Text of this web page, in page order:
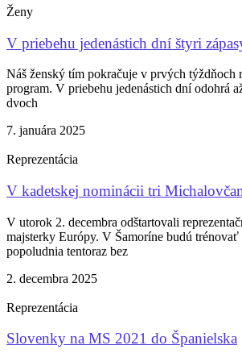
Ženy
V priebehu jedenástich dní štyri
Náš ženský tím pokračuje v prvých týždňoch
program. V priebehu jedenástich dní odohrá
dvoch
7. januára 2025
Reprezentácia
V kadetskej nominácii tri
V utorok 2. decembra odštartovali
majsterky Európy. V Šamoríne budú trénovať
popoludnia tentoraz bez
2. decembra 2025
Reprezentácia
Slovenky na MS 2021 do Španielska